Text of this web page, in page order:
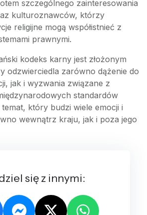
szczególnego zainteresowania
kulturoznawców, którzy
religijne mogą współistnieć z
prawnymi.
kodeks karny jest złożonym
odzwierciedla zarówno dążenie do
jak i wyzwania związane z
standardów
który budzi wiele emocji i
wewnątrz kraju, jak i poza jego
się z innymi: